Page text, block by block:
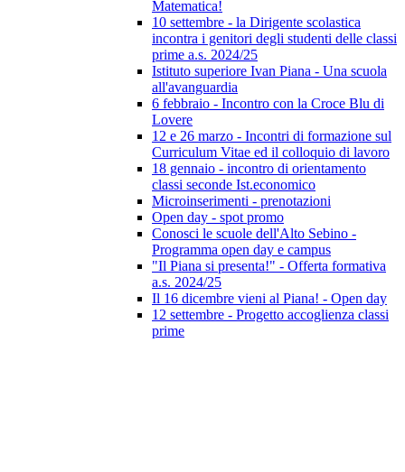
Matematica!
10 settembre - la Dirigente scolastica
incontra i genitori degli studenti delle classi
prime a.s. 2024/25
Istituto superiore Ivan Piana - Una scuola
all'avanguardia
6 febbraio - Incontro con la Croce Blu di
Lovere
12 e 26 marzo - Incontri di formazione sul
Curriculum Vitae ed il colloquio di lavoro
18 gennaio - incontro di orientamento
classi seconde Ist.economico
Microinserimenti - prenotazioni
Open day - spot promo
Conosci le scuole dell'Alto Sebino -
Programma open day e campus
"Il Piana si presenta!" - Offerta formativa
a.s. 2024/25
Il 16 dicembre vieni al Piana! - Open day
12 settembre - Progetto accoglienza classi
prime